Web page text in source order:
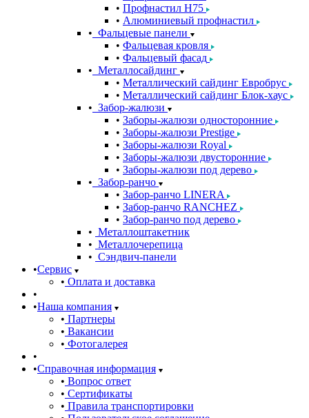
Профнастил Н75
Алюминиевый профнастил
Фальцевые панели
Фальцевая кровля
Фальцевый фасад
Металлосайдинг
Металлический сайдинг Евробрус
Металлический сайдинг Блок-хаус
Забор-жалюзи
Заборы-жалюзи односторонние
Заборы-жалюзи Prestige
Заборы-жалюзи Royal
Заборы-жалюзи двусторонние
Заборы-жалюзи под дерево
Забор-ранчо
Забор-ранчо LINERA
Забор-ранчо RANCHEZ
Забор-ранчо под дерево
Металлоштакетник
Металлочерепица
Сэндвич-панели
Сервис
Оплата и доставка
Наша компания
Партнеры
Вакансии
Фотогалерея
Справочная информация
Вопрос ответ
Сертификаты
Правила транспортировки